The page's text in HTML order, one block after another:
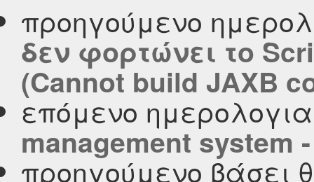
προηγούμενο
δεν φορτώνει το
(Cannot build JAXB
επόμενο
management system
προηγούμενο βάσει